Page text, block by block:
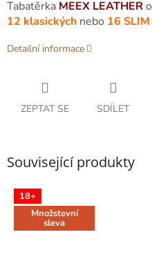
Tabatěrka MEEX LEATHER
12 klasických nebo 16
Detailní informace
ZEPTAT SE SDÍLET
Související produkty
18+
Množstevní
sleva